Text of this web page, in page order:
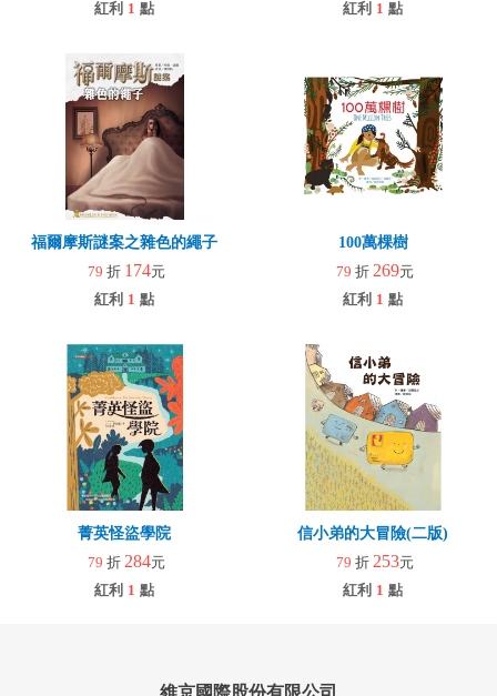
紅利 1 點
紅利 1 點
福爾摩斯謎案之雜色的繩子
79 折 174元
紅利 1 點
100萬棵樹
79 折 269元
紅利 1 點
菁英怪盜學院
79 折 284元
紅利 1 點
信小弟的大冒險(二版)
79 折 253元
紅利 1 點
維京國際股份有限公司